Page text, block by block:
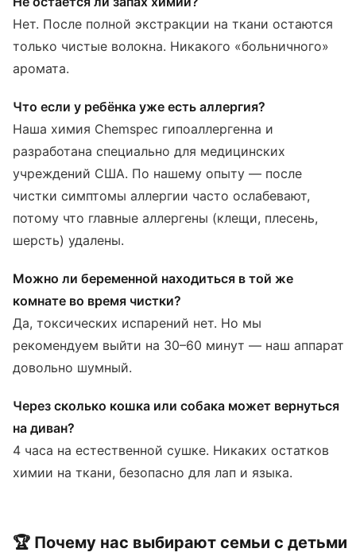
Нет. После полной экстракции на ткани остаются
только чистые волокна. Никакого «больничного»
аромата.
Что если у ребёнка уже есть аллергия?
Наша химия Chemspec гипоаллергенна и
разработана специально для медицинских
учреждений США. По нашему опыту — после
чистки симптомы аллергии часто ослабевают,
потому что главные аллергены (клещи, плесень,
шерсть) удалены.
Можно ли беременной находиться в той же
комнате во время чистки?
Да, токсических испарений нет. Но мы
рекомендуем выйти на 30–60 минут — наш аппарат
довольно шумный.
Через сколько кошка или собака может вернуться
на диван?
4 часа на естественной сушке. Никаких остатков
химии на ткани, безопасно для лап и языка.
🏆 Почему нас выбирают семьи с детьми